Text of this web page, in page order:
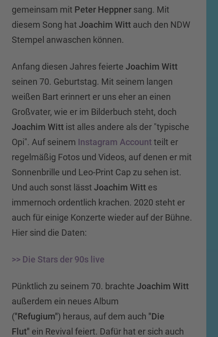
gemeinsam mit Peter Heppner sang. Mit
diesem Song hat Joachim Witt auch den NDW
Stempel anwaschen können.
Anfang diesen Jahres feierte Joachim Witt
seinen 70. Geburtstag. Mit seinem langen
weißen Bart erinnert er uns eher an einen
Großvater, wie er im Bilderbuch steht, doch
Joachim Witt ist alles andere als der "typische
Opi". Auf seinem Instagram Accountteilt er
regelmäßig Fotos und Videos, auf denen er mit
Sonnenbrille und Leo-Print Cap zu sehen ist.
Und auch sonst lässt Joachim Witt es
immernoch ordentlich krachen. 2020 steht er
auch für einige Konzerte wieder auf der Bühne.
Hier sind die Daten:
>> Die Stars der 90s live
Pünktlich zu seinem 70. brachte Joachim Witt
außerdem ein neues Album
("Refugium") heraus, auf dem auch "Die
Flut" ein Revival feiert. Dafür hat er sich auch